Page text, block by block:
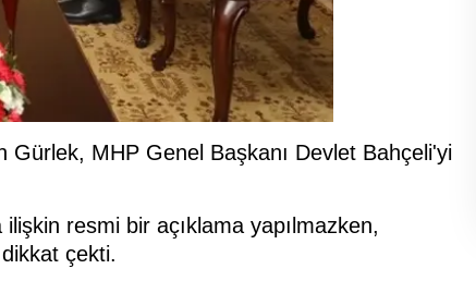
Gürlek, MHP Genel Başkanı Devlet Bahçeli'yi
resmi bir açıklama yapılmazken,
çekti.